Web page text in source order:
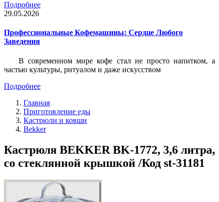
Подробнее
29.05.2026
Профессиональные Кофемашины: Сердце Любого
Заведения
В современном мире кофе стал не просто напитком, а
частью культуры, ритуалом и даже искусством
Подробнее
Главная
Приготовление еды
Кастрюли и ковши
Bekker
Кастрюля BEKKER BK-1772, 3,6 литра,
со стеклянной крышкой /Код st-31181